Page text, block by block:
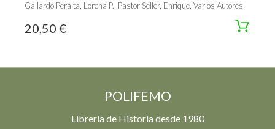
Gallardo Peralta, Lorena P., Pastor Seller, Enrique, Varios Autores
20,50 €
POLIFEMO
Librería de Historia desde 1980